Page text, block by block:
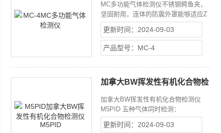
MC多功能气体检测仪不锈钢鳄鱼夹，
坚固耐用，连体的防震外罩能够适应Z
恶劣的环境
更新时间：2024-09-03
产品型号：MC-4
加拿大BW挥发性有机化合物检
加拿大BW挥发性有机化合物检测仪
M5PID 五种气体同时检测：
VOC（PID原理）H2S, CO, O2, SO2,
PH3, NH3, NO2, HCN, CL2, CLO2,
更新时间：2024-09-03